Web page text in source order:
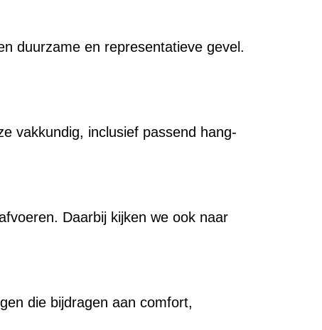
duurzame en representatieve gevel.
vakkundig, inclusief passend hang-
Daarbij kijken we ook naar
die bijdragen aan comfort,